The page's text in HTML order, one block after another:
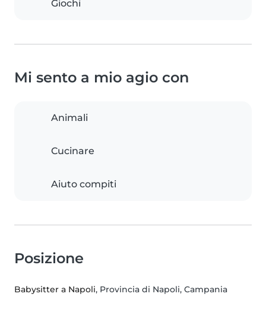
Giochi
Mi sento a mio agio con
Animali
Cucinare
Aiuto compiti
Posizione
Babysitter a Napoli, Provincia di Napoli, Campania